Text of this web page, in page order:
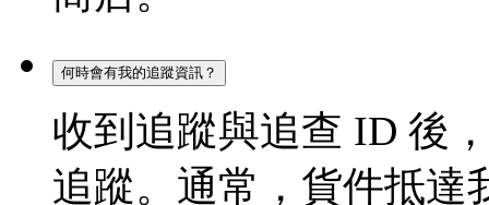
何時會有我的追蹤資訊？
收到追蹤與追查 ID 後
追蹤。通常，貨件抵達